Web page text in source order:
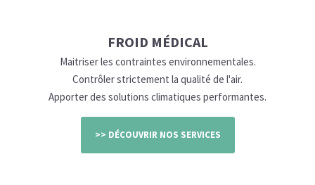
FROID MÉDICAL
Maitriser les contraintes environnementales.
Contrôler strictement la qualité de l'air.
Apporter des solutions climatiques performantes.
>> DÉCOUVRIR NOS SERVICES